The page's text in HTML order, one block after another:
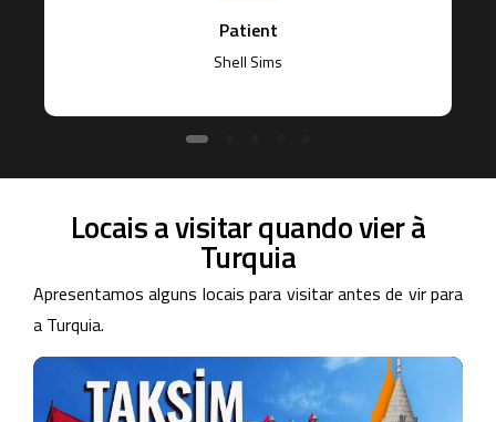
Patient
Shell Sims
Locais a visitar quando vier à
Turquia
Apresentamos alguns locais para visitar antes de vir para
a Turquia.